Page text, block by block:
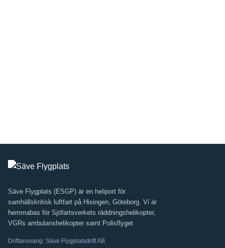
Säve Flygplats (ESGP) är en heliport för
samhällskritisk luftfart på Hisingen, Göteborg. Vi är
hemmabas för Sjöfartsverkets räddningshelikopter,
VGRs ambulanshelikopter samt Polisflyget
Driftansvarig: Säve Flygplatsdrift AB